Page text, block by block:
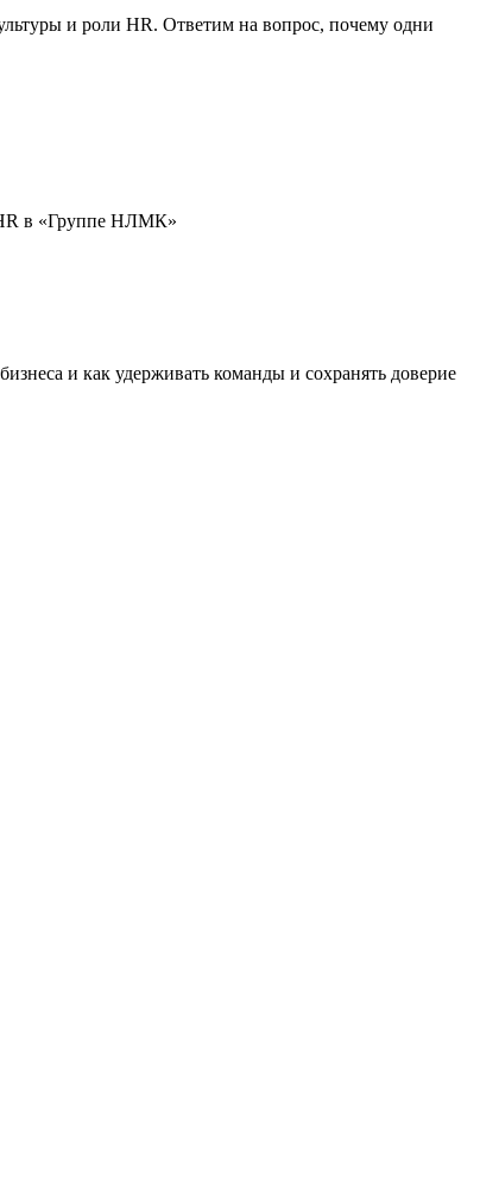
и роли HR. Ответим на вопрос, почему одни
HR в «Группе НЛМК»
и как удерживать команды и сохранять доверие